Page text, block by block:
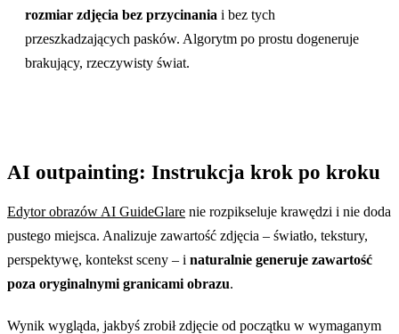
rozmiar zdjęcia bez przycinania i bez tych
przeszkadzających pasków. Algorytm po prostu dogeneruje
brakujący, rzeczywisty świat.
AI outpainting: Instrukcja krok po kroku
Edytor obrazów AI GuideGlare nie rozpikseluje krawędzi i nie doda
pustego miejsca. Analizuje zawartość zdjęcia – światło, tekstury,
perspektywę, kontekst sceny – i naturalnie generuje zawartość
poza oryginalnymi granicami obrazu.
Wynik wygląda, jakbyś zrobił zdjęcie od początku w wymaganym